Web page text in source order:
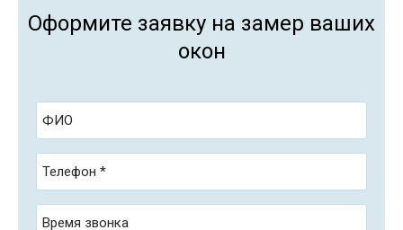
Оформите заявку на замер ваших
окон
ФИО
Телефон *
Время звонка